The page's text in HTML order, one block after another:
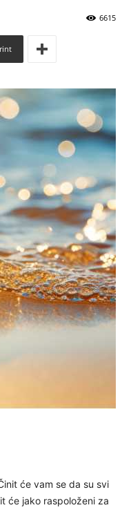
6615
će vam se da su svi
će jako raspoloženi za